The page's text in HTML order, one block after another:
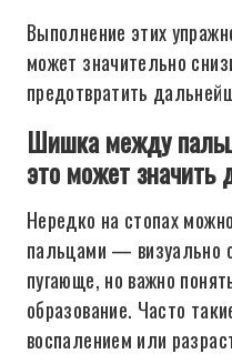
Выполнение этих
может значительно
предотвратить
Шишка между
это может значить
Нередко на стопах
пальцами — визуально
пугающе, но важно
образование. Часто
воспалением или